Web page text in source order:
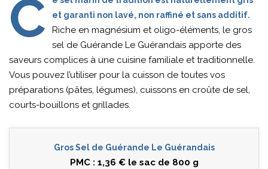
C
et garanti non lavé, non raffiné et sans additif.
Riche en magnésium et oligo-éléments, le gros
sel de Guérande Le Guérandais apporte des
saveurs complices à une cuisine familiale et traditionnelle.
Vous pouvez l’utiliser pour la cuisson de toutes vos
préparations (pâtes, légumes), cuissons en croûte de sel,
courts-bouillons et grillades.
Gros Sel de Guérande Le Guérandais
PMC : 1,36 € le sac de 800 g